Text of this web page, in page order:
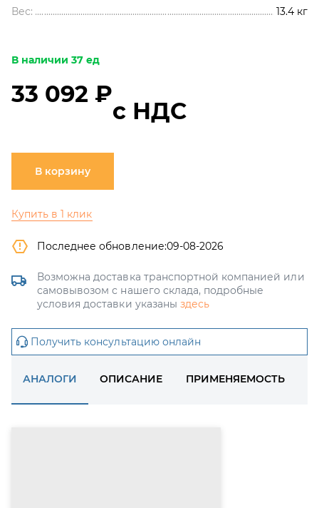
Вес:
13.4 кг
В наличии 37 ед
33 092 ₽
с НДС
В корзину
Купить в 1 клик
Последнее обновление:09-08-2026
Возможна доставка транспортной компанией или
самовывозом с нашего склада, подробные
условия доставки указаны здесь
Получить консультацию онлайн
АНАЛОГИ ОПИСАНИЕ ПРИМЕНЯЕМОСТЬ